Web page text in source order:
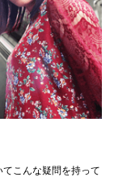
こんな疑問を持って